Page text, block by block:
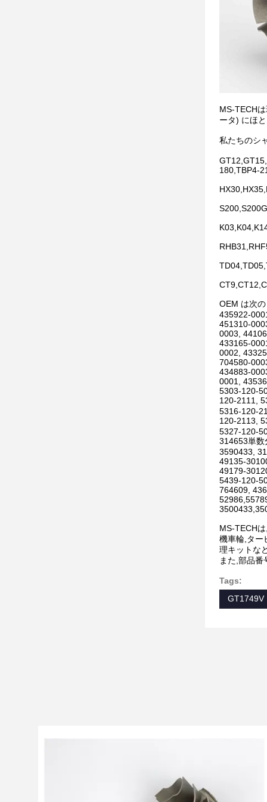
MS-TECH
ータ) にほ
私たちのシ
180,TBP4-
OEM は次
435922-
451310-
0003,
433165-
0002,
704580-
434883-
0001,
5303-120-
120-2111,
5316-120-
120-2113,
5327-120-
314653単数
3590433,
49135-
49179-
5439-120-
764609,
MS-TECH
機車輪,ター
理キットな
また,部品
Tags:
GT1749V